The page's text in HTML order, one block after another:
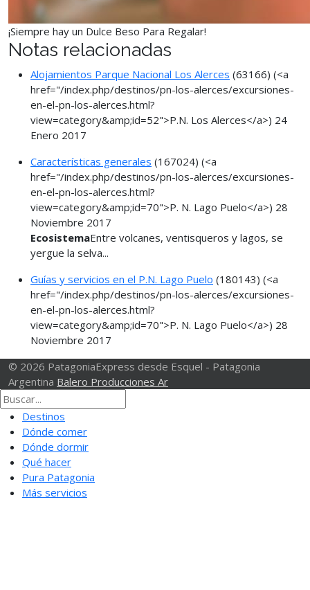
¡Siempre hay un Dulce Beso Para Regalar!
Notas relacionadas
Alojamientos Parque Nacional Los Alerces (63166) (<a
href="/index.php/destinos/pn-los-alerces/excursiones-
en-el-pn-los-alerces.html?
view=category&amp;id=52">P.N. Los Alerces</a>) 24
Enero 2017
Características generales (167024) (<a
href="/index.php/destinos/pn-los-alerces/excursiones-
en-el-pn-los-alerces.html?
view=category&amp;id=70">P. N. Lago Puelo</a>) 28
Noviembre 2017
EcosistemaEntre volcanes, ventisqueros y lagos, se
yergue la selva...
Guías y servicios en el P.N. Lago Puelo (180143) (<a
href="/index.php/destinos/pn-los-alerces/excursiones-
en-el-pn-los-alerces.html?
view=category&amp;id=70">P. N. Lago Puelo</a>) 28
Noviembre 2017
© 2026 PatagoniaExpress desde Esquel - Patagonia
Argentina Balero Producciones Ar
Destinos
Dónde comer
Dónde dormir
Qué hacer
Pura Patagonia
Más servicios